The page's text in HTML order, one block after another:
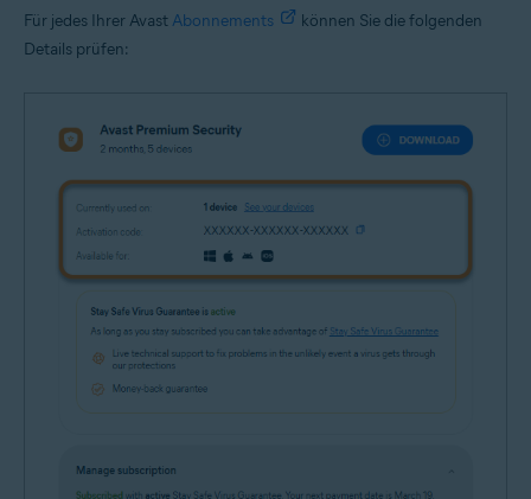
Für jedes Ihrer Avast Abonnements
können Sie die folgenden
Details prüfen: